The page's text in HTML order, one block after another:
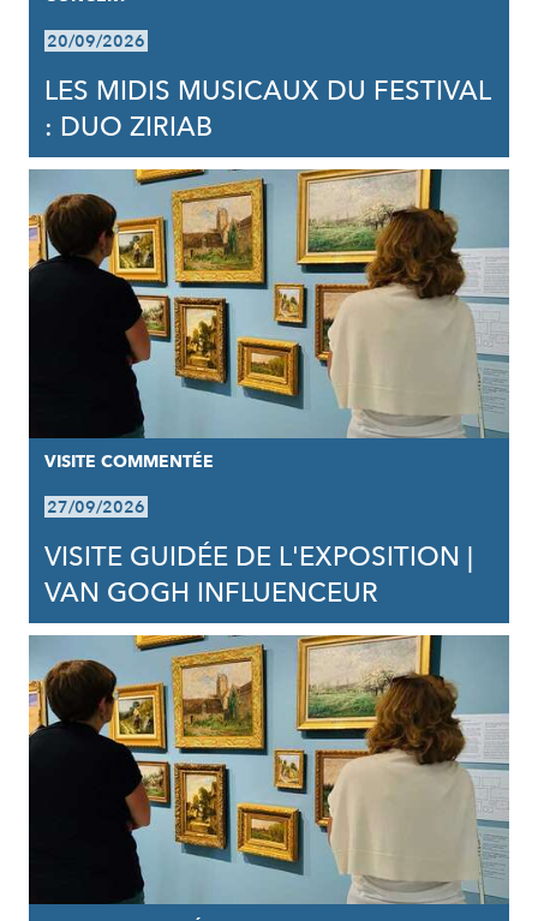
20/09/2026
LES MIDIS MUSICAUX DU FESTIVAL
: DUO ZIRIAB
VISITE COMMENTÉE
27/09/2026
VISITE GUIDÉE DE L'EXPOSITION |
VAN GOGH INFLUENCEUR